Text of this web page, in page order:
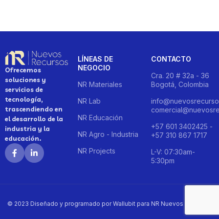
Ofrecemos
soluciones y
servicios de
tecnología,
trascendiendo en
el desarrollo de la
industria y la
educación.
LÍNEAS DE
NEGOCIO
NR Materiales
NR Lab
NR Educación
NR Agro - Industria
NR Projects
CONTACTO
Cra. 20 # 32a - 36
Bogotá, Colombia
+57 601 3402425 -
+57 310 867 1717
L-V: 07:30am-
5:30pm
© 2023 Diseñado y programado por Wallubit para NR Nuevos Recursos